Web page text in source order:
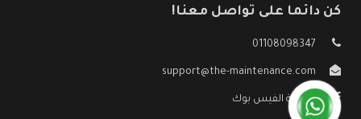
كن دائما على تواصل معنا!
01108098347
support@the-maintenance.com
صفحة الفيس بوك